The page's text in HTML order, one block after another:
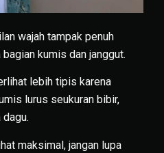
wajah tampak penuh
kumis dan janggut.
lebih tipis karena
lurus seukuran bibir,
maksimal, jangan lupa